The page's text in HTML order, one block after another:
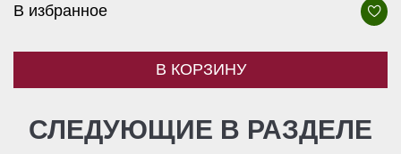
В избранное
В КОРЗИНУ
СЛЕДУЮЩИЕ В РАЗДЕЛЕ